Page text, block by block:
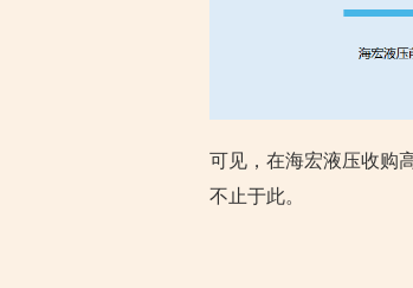
可见，在海宏液压收购
不止于此。